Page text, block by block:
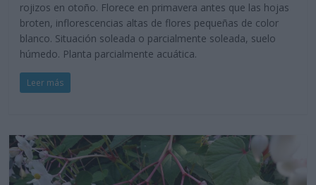
rojizos en otoño. Florece en primavera antes que las hojas
broten, inflorescencias altas de flores pequeñas de color
blanco. Situación soleada o parcialmente soleada, suelo
húmedo. Planta parcialmente acuática.
Leer más